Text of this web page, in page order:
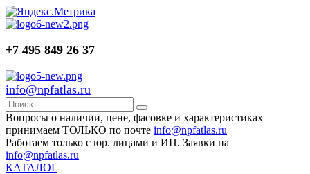
+7 495 849 26 37
info@npfatlas.ru
Вопросы о наличии, цене, фасовке и характеристиках
принимаем ТОЛЬКО по почте info@npfatlas.ru
Работаем только с юр. лицами и ИП. Заявки на
info@npfatlas.ru
КАТАЛОГ